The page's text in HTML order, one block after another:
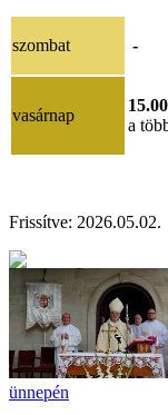
szombat -
vasárnap
15.00
a
Frissítve: 2026.05.02.
ünnepén